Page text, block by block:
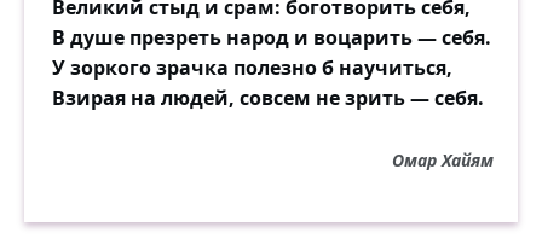
Великий стыд и срам: боготворить себя,
В душе презреть народ и воцарить — себя.
У зоркого зрачка полезно б научиться,
Взирая на людей, совсем не зрить — себя.
Омар Хайям